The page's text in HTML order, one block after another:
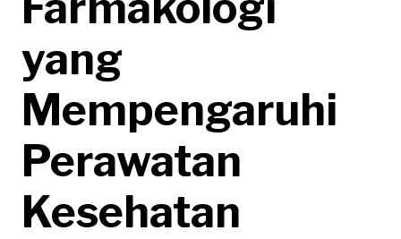
yang
Mempengaruhi
Perawatan
Kesehatan